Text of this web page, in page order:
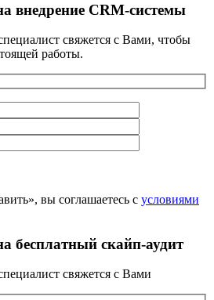
внедрение CRM-системы
свяжется с Вами, чтобы
работы.
вы соглашаетесь с условиями
бесплатный скайп-аудит
свяжется с Вами